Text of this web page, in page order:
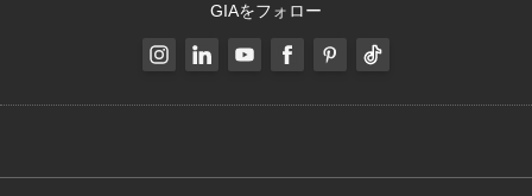
GIAをフォロー